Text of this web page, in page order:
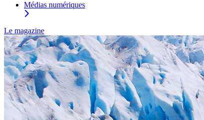
Médias numériques
Le magazine